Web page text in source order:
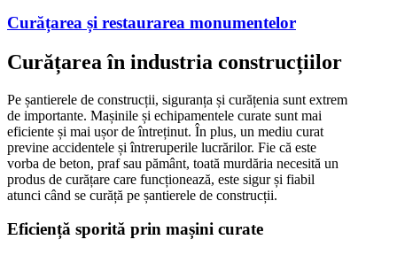
Curățarea și restaurarea monumentelor
Curățarea în industria construcțiilor
Pe șantierele de construcții, siguranța și curățenia sunt extrem
de importante. Mașinile și echipamentele curate sunt mai
eficiente și mai ușor de întreținut. În plus, un mediu curat
previne accidentele și întreruperile lucrărilor. Fie că este
vorba de beton, praf sau pământ, toată murdăria necesită un
produs de curățare care funcționează, este sigur și fiabil
atunci când se curăță pe șantierele de construcții.
Eficiență sporită prin mașini curate